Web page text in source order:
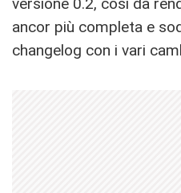
ancor più completa e
changelog con i vari